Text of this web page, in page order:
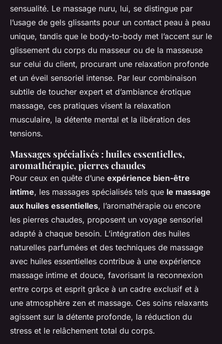
sensualité. Le massage nuru, lui, se distingue par
l’usage de gels glissants pour un contact peau à peau
unique, tandis que le body-to-body met l’accent sur le
glissement du corps du masseur ou de la masseuse
sur celui du client, procurant une relaxation profonde
et un éveil sensoriel intense. Par leur combinaison
subtile de toucher expert et d’ambiance érotique
massage, ces pratiques visent la relaxation
musculaire, la détente mental et la libération des
tensions.
Massages spécialisés : huiles essentielles,
aromathérapie, pierres chaudes
Pour ceux en quête d’une expérience bien-être
intime, les massages spécialisés tels que le massage
aux huiles essentielles, l’aromathérapie ou encore
les pierres chaudes, proposent un voyage sensoriel
adapté à chaque besoin. L’intégration des huiles
naturelles parfumées et des techniques de massage
avec huiles essentielles contribue à une expérience
massage intime et douce, favorisant la reconnexion
entre corps et esprit grâce à un cadre exclusif et à
une atmosphère zen et massage. Ces soins relaxants
agissent sur la détente profonde, la réduction du
stress et le relâchement total du corps.